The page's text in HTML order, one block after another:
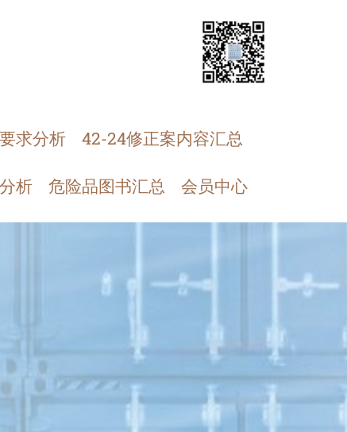
求分析 42-24修正案内容汇总
析 危险品图书汇总 会员中心